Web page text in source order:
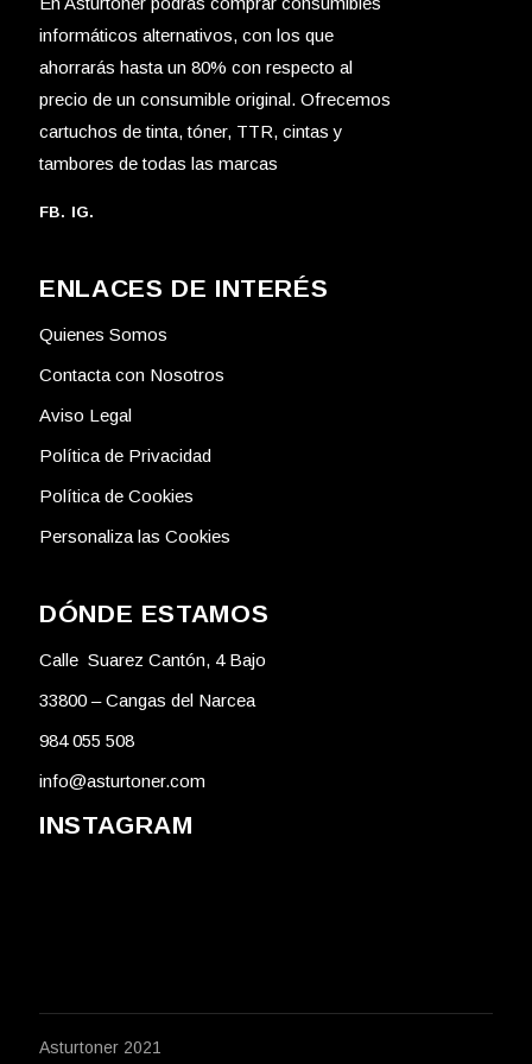
informáticos alternativos, con los que
ahorrarás hasta un 80% con respecto al
precio de un consumible original. Ofrecemos
cartuchos de tinta, tóner, TTR, cintas y
tambores de todas las marcas
FB. IG.
ENLACES DE INTERÉS
Quienes Somos
Contacta con Nosotros
Aviso Legal
Política de Privacidad
Política de Cookies
Personaliza las Cookies
DÓNDE ESTAMOS
Calle Suarez Cantón, 4 Bajo
33800 – Cangas del Narcea
984 055 508
info@asturtoner.com
INSTAGRAM
Asturtoner 2021